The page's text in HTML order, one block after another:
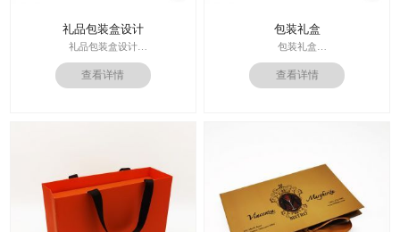
礼品包装盒设计
礼品包装盒设计
印刷技术：专色印刷/四色印刷
内材料：特种纸
运输：全球发货，售后无忧
查看详情
包装礼盒
包装礼盒
印刷技术： 专色印刷
面纸：特种纸
内材料：1500克灰板
周期：签订合同确认样板后7-15个工
作日
查看详情